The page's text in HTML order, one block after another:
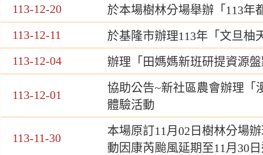
113-12-20
於本場樹林分場舉辦「113年
113-12-11
於基隆市辦理113年「文旦柚
113-12-04
辦理「田媽媽新班研提資源盤
113-12-01
協助公告~新社區農會辦理「
體驗活動
113-11-30
本場原訂11月02日樹林分場
動因康芮颱風延期至11月30